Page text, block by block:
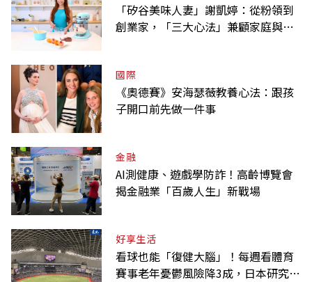
「矽谷美味人妻」謝凱婷：從粉領到
創業家，「三大心法」兼顧家庭與事
國際
《奧德賽》安海瑟薇教養心法：跟孩
子開口前先做一件事
金融
AI測健康、遊戲學防詐！高齡博覽會
揭金融業「百歲人生」新戰場
好享生活
看球也能「復健大腦」！每週看體育
賽事老年憂鬱風險降3成，日本研究：